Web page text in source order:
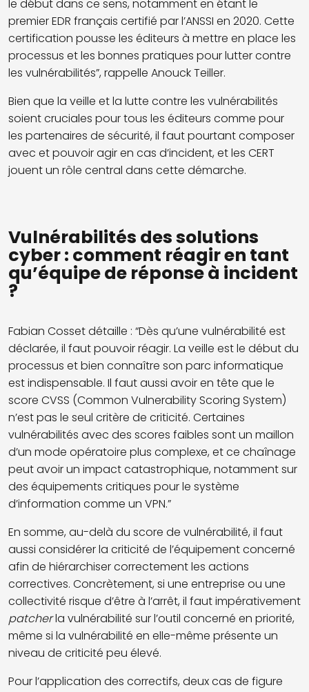
le début dans ce sens, notamment en étant le
premier EDR français certifié par l’ANSSI en 2020. Cette
certification pousse les éditeurs à mettre en place les
processus et les bonnes pratiques pour lutter contre
les vulnérabilités”, rappelle Anouck Teiller.
Bien que la veille et la lutte contre les vulnérabilités
soient cruciales pour tous les éditeurs comme pour
les partenaires de sécurité, il faut pourtant composer
avec et pouvoir agir en cas d’incident, et les CERT
jouent un rôle central dans cette démarche.
Vulnérabilités des solutions
cyber : comment réagir en tant
qu’équipe de réponse à incident
?
Fabian Cosset détaille : “Dès qu’une vulnérabilité est
déclarée, il faut pouvoir réagir. La veille est le début du
processus et bien connaître son parc informatique
est indispensable. Il faut aussi avoir en tête que le
score CVSS (Common Vulnerability Scoring System)
n’est pas le seul critère de criticité. Certaines
vulnérabilités avec des scores faibles sont un maillon
d’un mode opératoire plus complexe, et ce chaînage
peut avoir un impact catastrophique, notamment sur
des équipements critiques pour le système
d’information comme un VPN.”
En somme, au-delà du score de vulnérabilité, il faut
aussi considérer la criticité de l’équipement concerné
afin de hiérarchiser correctement les actions
correctives. Concrètement, si une entreprise ou une
collectivité risque d’être à l’arrêt, il faut impérativement
patcherla vulnérabilité sur l’outil concerné en priorité,
même si la vulnérabilité en elle-même présente un
niveau de criticité peu élevé.
Pour l’application des correctifs, deux cas de figure